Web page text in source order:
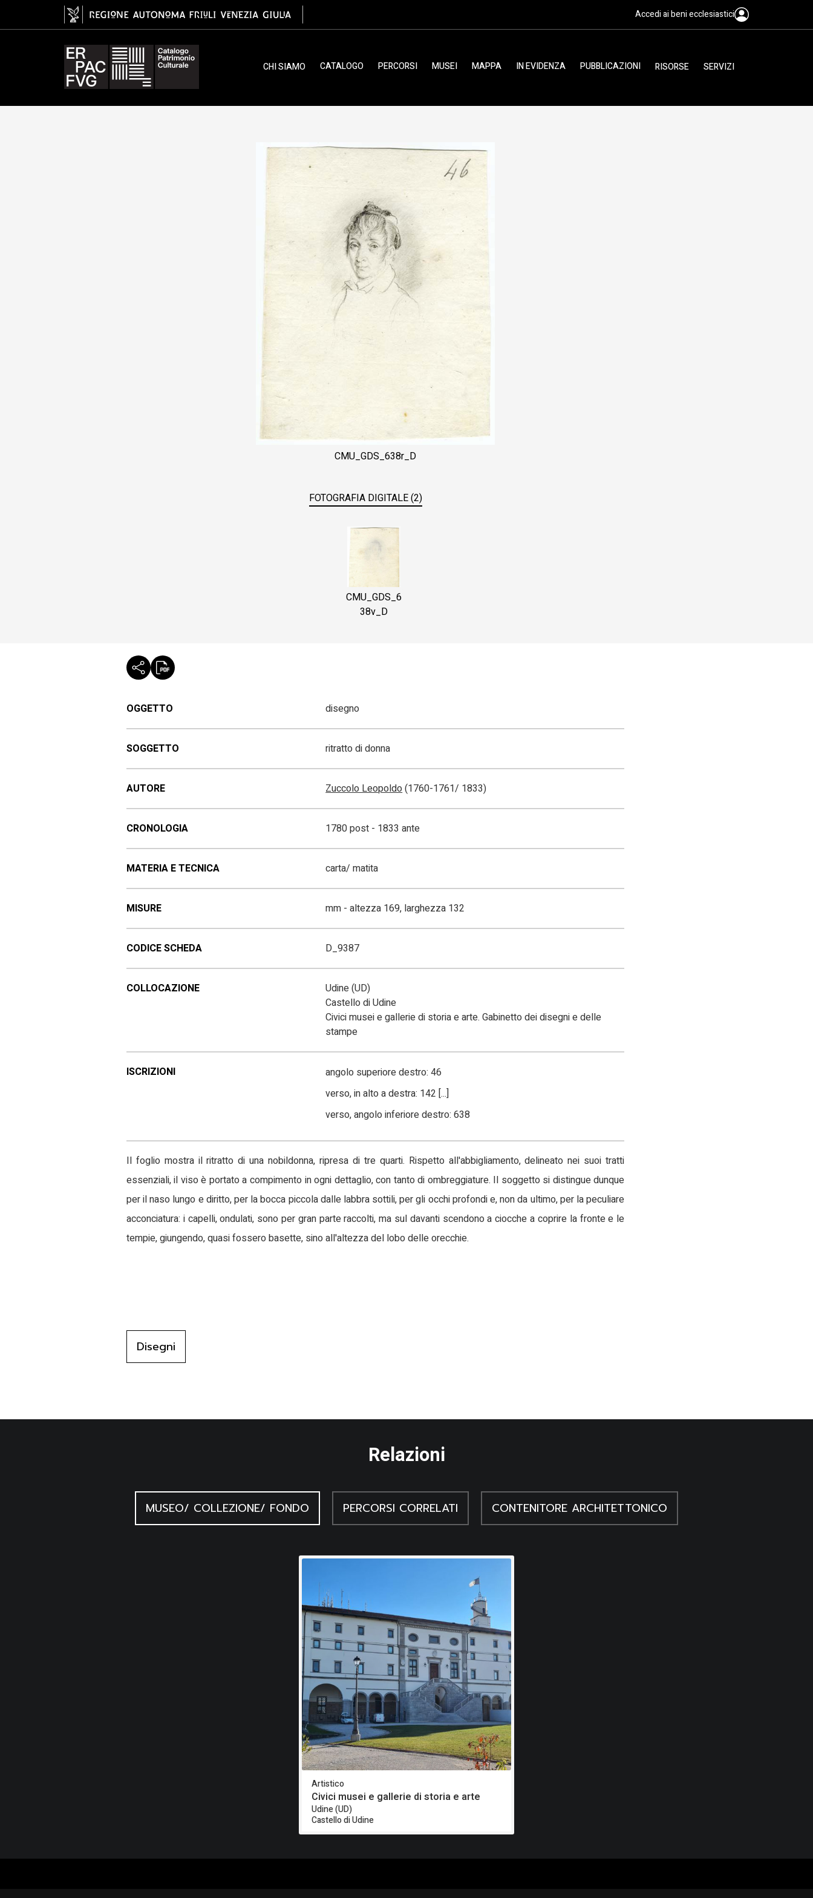
disegno, Zuccolo Leopoldo, XVIII/ XIX Accedi ai beni ecclesiastici
CHI SIAMO CATALOGO PERCORSI MUSEI MAPPA IN EVIDENZA PUBBLICAZIONI RISORSE SERVIZI
CMU_GDS_638r_D
FOTOGRAFIA DIGITALE (2)
CMU_GDS_6
38v_D
OGGETTO disegno
SOGGETTO ritratto di donna
AUTORE Zuccolo Leopoldo(1760-1761/ 1833)
CRONOLOGIA 1780 post - 1833 ante
MATERIA E TECNICA carta/ matita
MISURE mm - altezza 169, larghezza 132
CODICE SCHEDA D_9387
COLLOCAZIONE
Udine (UD)
Castello di Udine
Civici musei e gallerie di storia e arte. Gabinetto dei disegni e delle
stampe
ISCRIZIONI
angolo superiore destro: 46
verso, in alto a destra: 142 [...]
verso, angolo inferiore destro: 638
Il foglio mostra il ritratto di una nobildonna, ripresa di tre quarti. Rispetto all'abbigliamento, delineato nei suoi tratti
essenziali, il viso è portato a compimento in ogni dettaglio, con tanto di ombreggiature. Il soggetto si distingue dunque
per il naso lungo e diritto, per la bocca piccola dalle labbra sottili, per gli occhi profondi e, non da ultimo, per la peculiare
acconciatura: i capelli, ondulati, sono per gran parte raccolti, ma sul davanti scendono a ciocche a coprire la fronte e le
tempie, giungendo, quasi fossero basette, sino all'altezza del lobo delle orecchie.
Disegni
Relazioni
MUSEO/ COLLEZIONE/ FONDO PERCORSI CORRELATI CONTENITORE ARCHITETTONICO
Artistico
Civici musei e gallerie di storia e arte
Udine (UD)
Castello di Udine